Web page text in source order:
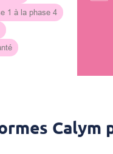
1 à la phase 4